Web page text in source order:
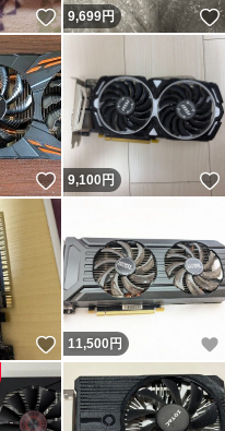
いいね！
9,699円
いいね！
9,100 円
いいね！
11,500 円